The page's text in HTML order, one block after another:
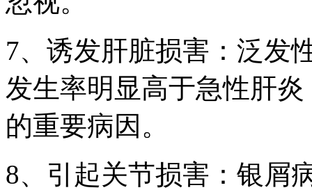
7、诱发肝脏损害：泛发
发生率明显高于急性肝
的重要病因。
8、引起关节损害：银屑